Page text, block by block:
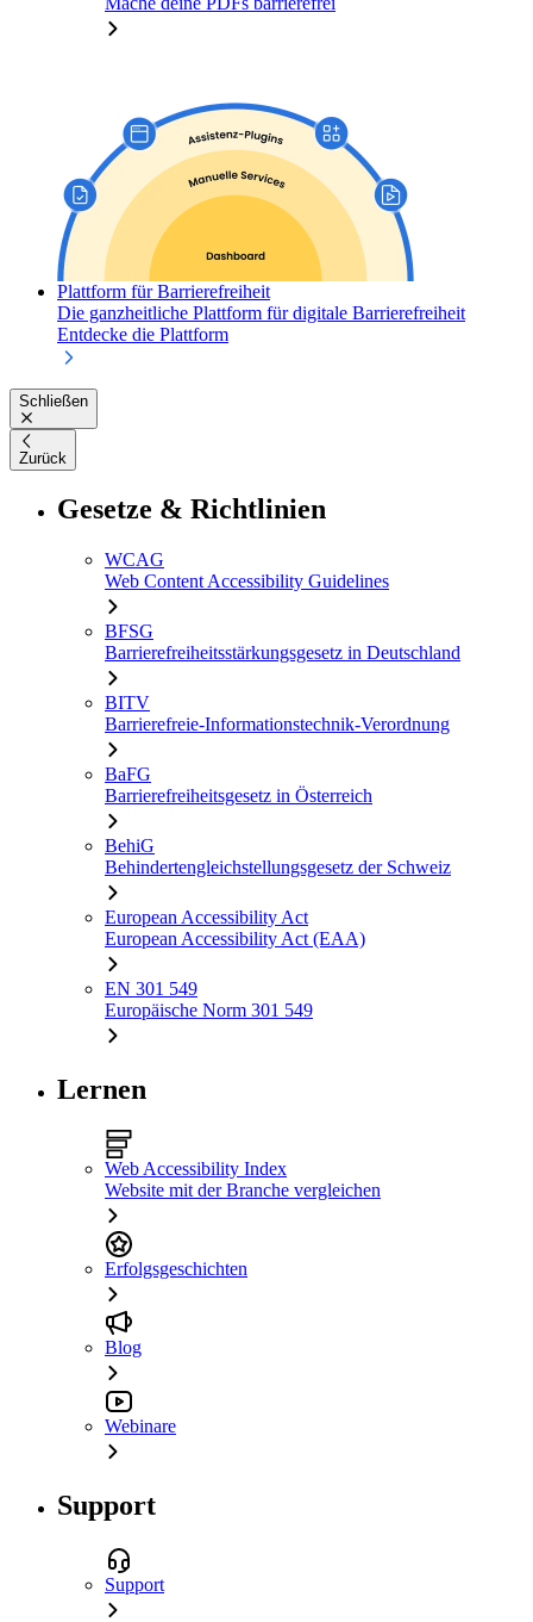
Plattform für Barrierefreiheit
Die ganzheitliche Plattform für digitale Barrierefreiheit
Entdecke die Plattform
Schließen
Zurück
Gesetze & Richtlinien
WCAG
Web Content Accessibility Guidelines
BFSG
Barrierefreiheitsstärkungsgesetz in Deutschland
BITV
Barrierefreie-Informationstechnik-Verordnung
BaFG
Barrierefreiheitsgesetz in Österreich
BehiG
Behindertengleichstellungsgesetz der Schweiz
European Accessibility Act
European Accessibility Act (EAA)
EN 301 549
Europäische Norm 301 549
Lernen
Web Accessibility Index
Website mit der Branche vergleichen
Erfolgsgeschichten
Blog
Webinare
Support
Support